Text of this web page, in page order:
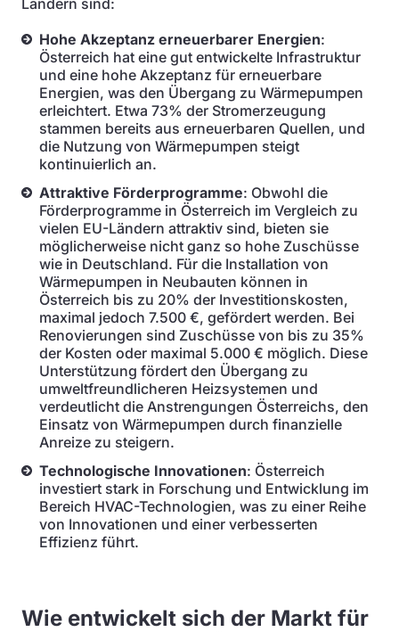
Ländern sind:
Hohe Akzeptanz erneuerbarer Energien:
Österreich hat eine gut entwickelte Infrastruktur
und eine hohe Akzeptanz für erneuerbare
Energien, was den Übergang zu Wärmepumpen
erleichtert. Etwa 73% der Stromerzeugung
stammen bereits aus erneuerbaren Quellen, und
die Nutzung von Wärmepumpen steigt
kontinuierlich an.
Attraktive Förderprogramme: Obwohl die
Förderprogramme in Österreich im Vergleich zu
vielen EU-Ländern attraktiv sind, bieten sie
möglicherweise nicht ganz so hohe Zuschüsse
wie in Deutschland. Für die Installation von
Wärmepumpen in Neubauten können in
Österreich bis zu 20% der Investitionskosten,
maximal jedoch 7.500 €, gefördert werden. Bei
Renovierungen sind Zuschüsse von bis zu 35%
der Kosten oder maximal 5.000 € möglich. Diese
Unterstützung fördert den Übergang zu
umweltfreundlicheren Heizsystemen und
verdeutlicht die Anstrengungen Österreichs, den
Einsatz von Wärmepumpen durch finanzielle
Anreize zu steigern.
Technologische Innovationen: Österreich
investiert stark in Forschung und Entwicklung im
Bereich HVAC-Technologien, was zu einer Reihe
von Innovationen und einer verbesserten
Effizienz führt.
Wie entwickelt sich der Markt für